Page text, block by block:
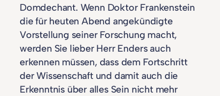
Domdechant. Wenn Doktor Frankenstein
die für heuten Abend angekündigte
Vorstellung seiner Forschung macht,
werden Sie lieber Herr Enders auch
erkennen müssen, dass dem Fortschritt
der Wissenschaft und damit auch die
Erkenntnis über alles Sein nicht mehr